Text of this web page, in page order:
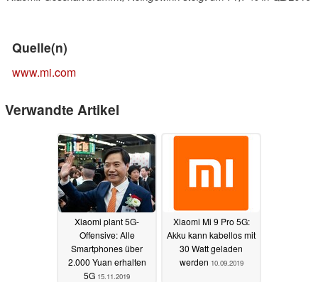
Quelle(n)
www.mi.com
Verwandte Artikel
Xiaomi plant 5G-
Offensive: Alle
Smartphones über
2.000 Yuan erhalten
5G 15.11.2019
Xiaomi Mi 9 Pro 5G:
Akku kann kabellos mit
30 Watt geladen
werden 10.09.2019